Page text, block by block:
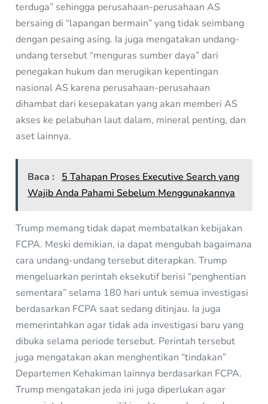
terduga” sehingga perusahaan-perusahaan AS
bersaing di “lapangan bermain” yang tidak seimbang
dengan pesaing asing. Ia juga mengatakan undang-
undang tersebut “menguras sumber daya” dari
penegakan hukum dan merugikan kepentingan
nasional AS karena perusahaan-perusahaan
dihambat dari kesepakatan yang akan memberi AS
akses ke pelabuhan laut dalam, mineral penting, dan
aset lainnya.
Baca :
5 Tahapan Proses Executive Search yang
Wajib Anda Pahami Sebelum Menggunakannya
Trump memang tidak dapat membatalkan kebijakan
FCPA. Meski demikian, ia dapat mengubah bagaimana
cara undang-undang tersebut diterapkan. Trump
mengeluarkan perintah eksekutif berisi “penghentian
sementara” selama 180 hari untuk semua investigasi
berdasarkan FCPA saat sedang ditinjau. Ia juga
memerintahkan agar tidak ada investigasi baru yang
dibuka selama periode tersebut. Perintah tersebut
juga mengatakan akan menghentikan “tindakan”
Departemen Kehakiman lainnya berdasarkan FCPA.
Trump mengatakan jeda ini juga diperlukan agar